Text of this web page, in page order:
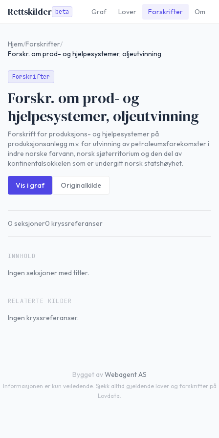
Rettskilder beta Graf Lover Forskrifter Om
Hjem/Forskrifter/
Forskr. om prod- og hjelpesystemer, oljeutvinning
Forskrifter
Forskr. om prod- og
hjelpesystemer, oljeutvinning
Forskrift for produksjons- og hjelpesystemer på
produksjonsanlegg m.v. for utvinning av petroleumsforekomster i
indre norske farvann, norsk sjøterritorium og den del av
kontinentalsokkelen som er undergitt norsk statshøyhet.
Vis i graf Originalkilde
0 seksjoner0 kryssreferanser
INNHOLD
Ingen seksjoner med titler.
RELATERTE KILDER
Ingen kryssreferanser.
Bygget avWebagent AS
Informasjonen er kun veiledende. Sjekk alltid gjeldende lover og forskrifter på
Lovdata.